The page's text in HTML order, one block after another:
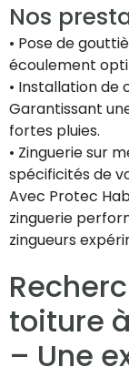
Nos
• Pose de
écoulement
• Installation de
Garantissant
fortes pluies.
• Zinguerie sur
spécificités de
Avec Protec
zinguerie
zingueurs
toiture
– Une